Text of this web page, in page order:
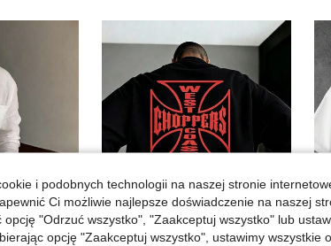
i podobnych technologii na naszej stronie
Ci możliwie najlepsze doświadczenie na naszej
opcję "Odrzuć wszystko", "Zaakceptuj wszystko" lub
opcję "Zaakceptuj wszystko", ustawimy wszystkie